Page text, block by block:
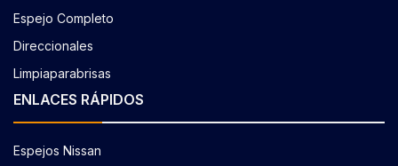
Espejo Completo
Direccionales
Limpiaparabrisas
ENLACES RÁPIDOS
Espejos Nissan